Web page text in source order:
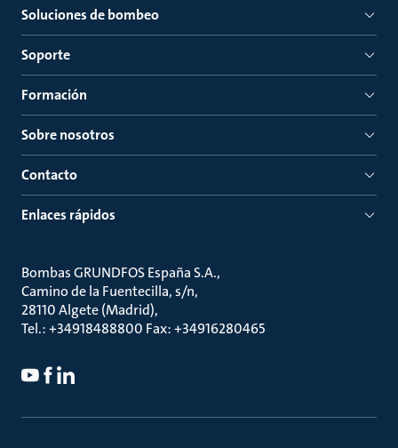
Soluciones de bombeo
Soporte
Formación
Sobre nosotros
Contacto
Enlaces rápidos
Bombas GRUNDFOS España S.A.
Camino de la Fuentecilla, s/n
28110 Algete (Madrid)
Tel.: +34918488800 Fax: +34916280465